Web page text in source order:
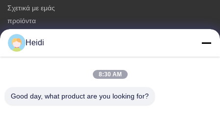
Σχετικά με εμάς
προϊόντα
Επικοινωνήστε μαζί μας
Κατηγορίες
Μη συνεχείς ίνες πολυεστέρα
Φύλλα πολυεστέρα χαμηλής τήξης
Heidi
8:30 AM
Good day, what product are you looking for?